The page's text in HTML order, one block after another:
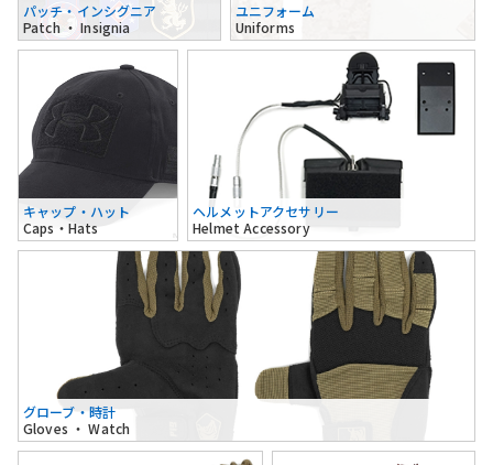
パッチ・インシグニア
Patch ・ Insignia
ユニフォーム
Uniforms
キャップ・ハット
Caps・Hats
ヘルメットアクセサリー
Helmet Accessory
グローブ・時計
Gloves ・ Watch